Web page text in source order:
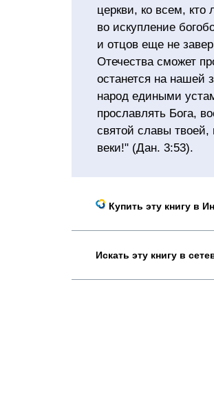
церкви, ко всем, кто
во искупление
и отцов еще не
Отечества сможет
останется на нашей
народ едиными
прославлять Бога,
святой славы
веки!" (Дан. 3:53).
Купить эту книгу в
Искать эту книгу в